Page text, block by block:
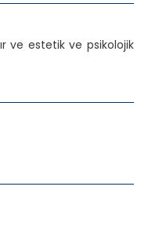
ve estetik ve psikolojik